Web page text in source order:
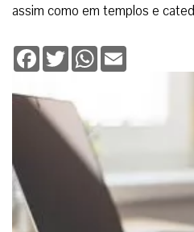
assim como em templos e
Facebook
TwitterWhatsApp